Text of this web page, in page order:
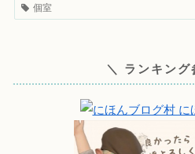
個室
＼ ランキング